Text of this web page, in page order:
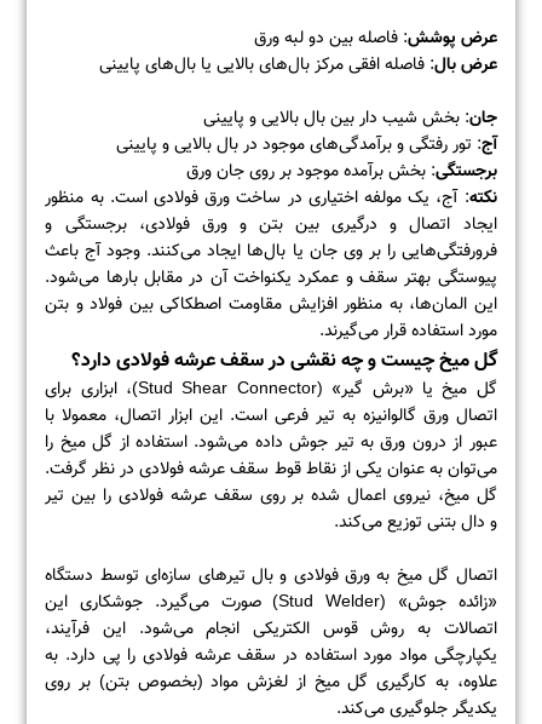
عرض پوشش: فاصله بین دو لبه ورق
عرض بال: فاصله افقی مرکز بال‌های بالایی یا بال‌های پایینی
جان: بخش شیب دار بین بال بالایی و پایینی
آج: تور رفتگی و برآمدگی‌های موجود در بال بالایی و پایینی
برجستگی: بخش برآمده موجود بر روی جان ورق
نکته: آج، یک مولفه اختیاری در ساخت ورق فولادی است. به منظور
ایجاد اتصال و درگیری بین بتن و ورق فولادی، برجستگی و
فرورفتگی‌هایی را بر وی جان یا بال‌ها ایجاد می‌کنند. وجود آج باعث
پیوستگی بهتر سقف و عمکرد یکنواخت آن در مقابل بارها می‌شود.
این المان‌ها، به منظور افزایش مقاومت اصطکاکی بین فولاد و بتن
مورد استفاده قرار می‌گیرند.
گل میخ چیست و چه نقشی در سقف عرشه فولادی دارد؟
گل میخ یا «برش گیر» (Stud Shear Connector)، ابزاری برای
اتصال ورق گالوانیزه به تیر فرعی است. این ابزار اتصال، معمولا با
عبور از درون ورق به تیر جوش داده می‌شود. استفاده از گل میخ را
می‌توان به عنوان یکی از نقاط قوط سقف عرشه فولادی در نظر گرفت.
گل میخ، نیروی اعمال شده بر روی سقف عرشه فولادی را بین تیر
و دال بتنی توزیع می‌کند.
اتصال گل میخ به ورق فولادی و بال تیرهای سازه‌ای توسط دستگاه
«زائده جوش» (Stud Welder) صورت می‌گیرد. جوشکاری این
اتصالات به روش قوس الکتریکی انجام می‌شود. این فرآیند،
یکپارچگی مواد مورد استفاده در سقف عرشه فولادی را پی دارد. به
علاوه، به کارگیری گل میخ از لغزش مواد (بخصوص بتن) بر روی
یکدیگر جلوگیری می‌کند.